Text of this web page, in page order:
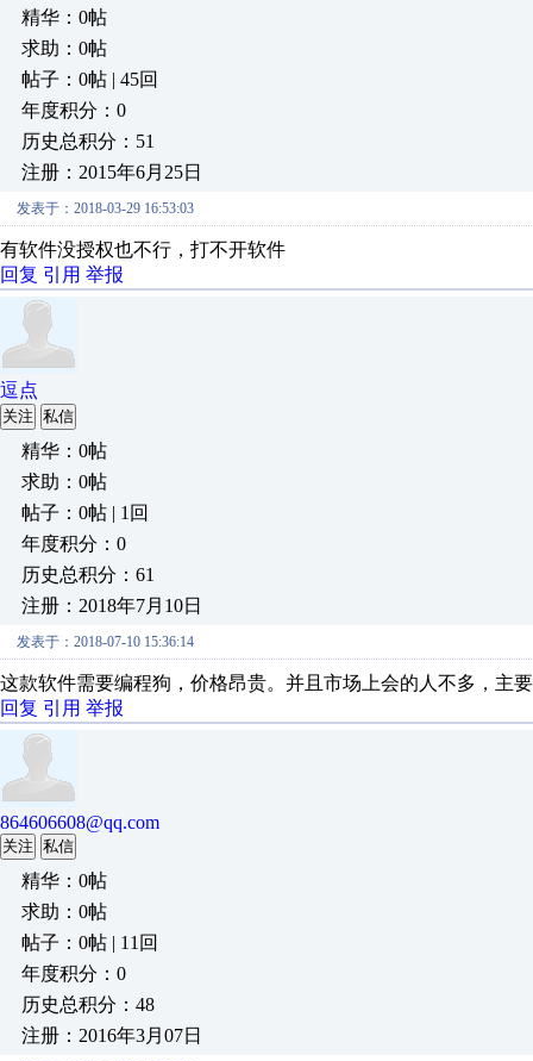
精华：0帖
求助：0帖
帖子：0帖 | 45回
年度积分：0
历史总积分：51
注册：2015年6月25日
发表于：2018-03-29 16:53:03
有软件没授权也不行，打不开软件
回复 引用 举报
逗点
关注 私信
精华：0帖
求助：0帖
帖子：0帖 | 1回
年度积分：0
历史总积分：61
注册：2018年7月10日
发表于：2018-07-10 15:36:14
这款软件需要编程狗，价格昂贵。并且市场上会的人不多，主
回复 引用 举报
864606608@qq.com
关注 私信
精华：0帖
求助：0帖
帖子：0帖 | 11回
年度积分：0
历史总积分：48
注册：2016年3月07日